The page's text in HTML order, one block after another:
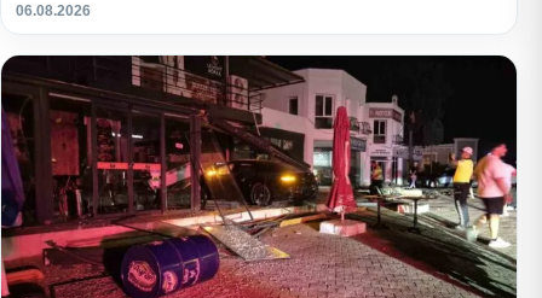
06.08.2026